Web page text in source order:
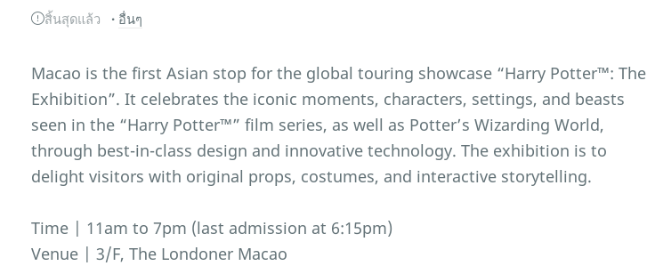
สิ้นสุดแล้ว อื่นๆ
Macao is the first Asian stop for the global touring showcase “Harry Potter™: The
Exhibition”. It celebrates the iconic moments, characters, settings, and beasts
seen in the “Harry Potter™” film series, as well as Potter’s Wizarding World,
through best-in-class design and innovative technology. The exhibition is to
delight visitors with original props, costumes, and interactive storytelling.
Time | 11am to 7pm (last admission at 6:15pm)
Venue | 3/F, The Londoner Macao